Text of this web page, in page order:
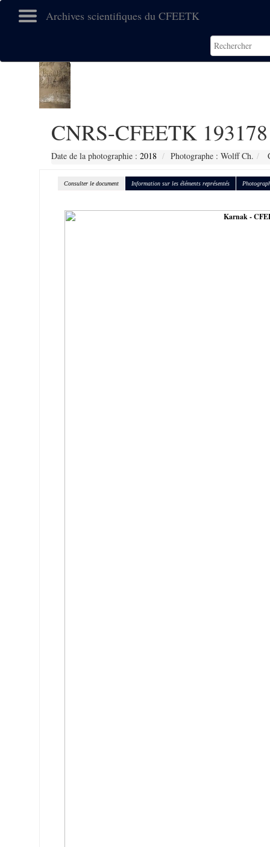
Archives scientifiques du CFEETK
CNRS-CFEETK 193178
Date de la photographie : 2018 Photographe : Wolff Ch.
Consulter le document Information sur les éléments représentés